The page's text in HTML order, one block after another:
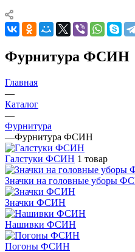
Фурнитура ФСИН
Главная
—
Каталог
—
Фурнитура
—Фурнитура ФСИН
Галстуки ФСИН 1 товар
Значки на головные уборы
Значки ФСИН
Нашивки ФСИН
Погоны ФСИН